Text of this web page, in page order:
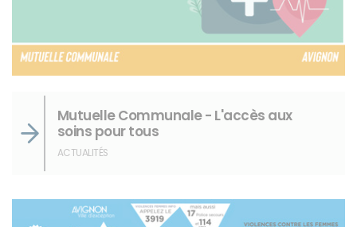
Mutuelle Communale - L'accès aux
soins pour tous
ACTUALITÉS